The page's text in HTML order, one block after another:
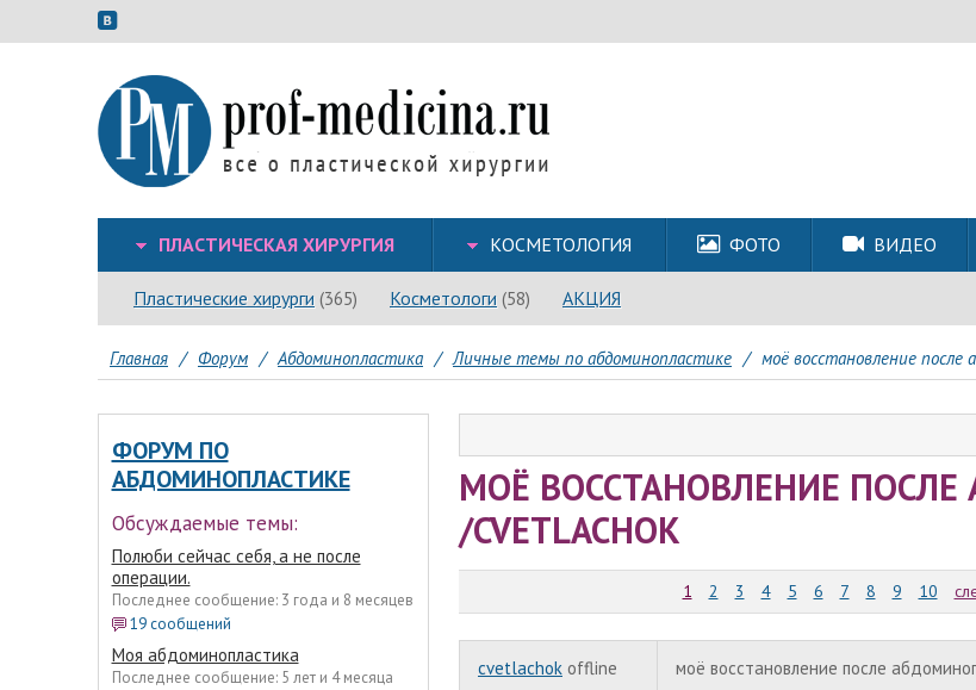
ПЛАСТИЧЕСКАЯ ХИРУРГИЯ КОСМЕТОЛОГИЯ ФОТО ВИДЕО
Пластические хирурги (365) Косметологи (58) АКЦИЯ
Главная / Форум / Абдоминопластика / Личные темы по абдоминопластике / моё восстановление после
ФОРУМ ПО
АБДОМИНОПЛАСТИКЕ
Обсуждаемые темы:
Полюби сейчас себя, а не после
операции.
Последнее сообщение: 3 года и 8 месяцев
19 сообщений
Моя абдоминопластика
Последнее сообщение: 5 лет и 4 месяца
МОЁ ВОССТАНОВЛЕНИЕ
/CVETLACHOK
1 2 3 4 5 6 7 8 9 10
cvetlachok offline моё восстановление после